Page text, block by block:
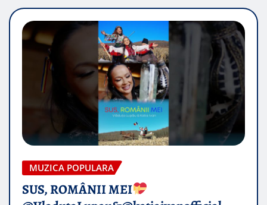
MUZICA POPULARA
SUS, ROMÂNII MEI